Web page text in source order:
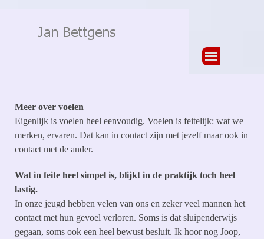
Meer over voelen
Eigenlijk is voelen heel eenvoudig. Voelen is feitelijk: wat we
merken, ervaren. Dat kan in contact zijn met jezelf maar ook in
contact met de ander.
Wat in feite heel simpel is, blijkt in de praktijk toch heel
lastig.
In onze jeugd hebben velen van ons en zeker veel mannen het
contact met hun gevoel verloren. Soms is dat sluipenderwijs
gegaan, soms ook een heel bewust besluit. Ik hoor nog Joop,